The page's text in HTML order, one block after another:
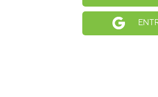
ZUECO UNISEX
CLOG NEGRO CROCS
$ 990